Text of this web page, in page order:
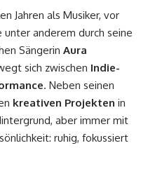
Jahren als Musiker, vor
unter anderem durch seine
Sängerin Aura
sich zwischen Indie-
. Neben seinen
kreativen Projekten in
aber immer mit
ruhig, fokussiert